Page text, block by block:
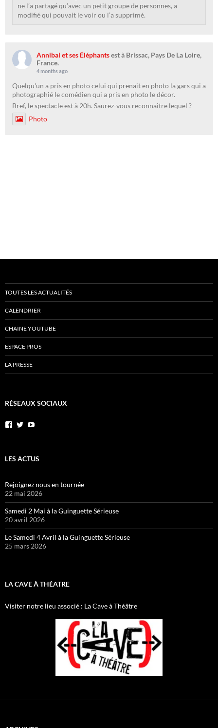
ne l’a partagé qu’avec un petit groupe de personnes, a
modifié qui pouvait le voir ou l’a supprimé.
Annibal et ses Éléphantsest à Brissac, Pays De La Loire,
France.
4 months ago
Quelqu'un a pris en photo celui qui prenait en photo la gars qui a
photographié le comédien qui a pris en photo le décor.
Bref, le spectacle est à 20h. Saurez-vous reconnaître lequel ?
Photo
TOUTES LES ACTUALITÉS
CALENDRIER
CHAÎNE YOUTUBE
ESPACE PROS
LA PRESSE
RÉSEAUX SOCIAUX
Voir
AnnibalEtSesElephants
sur
Voir
annibal_lacave
sur
LES ACTUS
Rejoignez nous en tournée
22 mai 2026
Samedi 2 Mai à la Guinguette Sérieuse
20 avril 2026
Le Samedi 4 Avril à la Guinguette Sérieuse
25 mars 2026
LA CAVE À THÉATRE
Visiter notre lieu associé : La Cave à Théâtre